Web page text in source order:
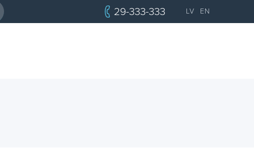
29-333-333 LV EN